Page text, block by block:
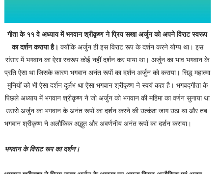
गीता के ११ वे अध्याय में भगवान श्रीकृष्ण ने प्रिय सखा अर्जुन को अपने विराट स्वरूप
का दर्शन कराया है। क्योंकि अर्जुन ही इस विराट रूप के दर्शन करने योग्य था। इस
संसार में भगवान का ऐसा स्वरूप कोई नहीं दर्शन कर पाया था। अर्जुन का भाव भगवान के
प्रति ऐसा था जिसके कारण भगवान अनंत रूपों का दर्शन अर्जुन को कराया। सिद्ध महात्मा
मुनियों को भी ऐसा दर्शन दुर्लभ था ऐसा भगवान श्रीकृष्ण ने स्वयं कहा है। भगवद्गीता के
पिछले अध्याय में भगवान श्रीकृष्ण ने जो अर्जुन को भगवान की महिमा का वर्णन सुनाया था
उससे अर्जुन का भगवान के अनंत रूपों का दर्शन करने की उत्कंठा जाग उठा था और तब
भगवान श्रीकृष्ण ने अलौकिक अद्भुत और अवर्णनीय अनंत रूपों का दर्शन कराया।
भगवान के विराट रूप का दर्शन।